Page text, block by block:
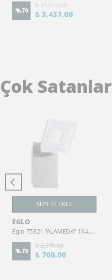
%70
₺ 11,513.00
₺ 3,437.00
Çok Satanlar
SEPETE EKLE
EGLO
Eglo 75321 "ALAMEDA" 1X4,5W Çelik Nikel Mat Sıva Üstü Spot
%70
₺ 2,370.00
₺ 700.00